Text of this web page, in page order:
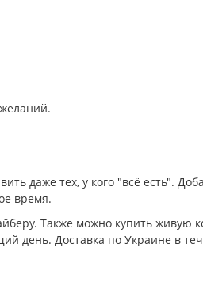
даже тех, у кого "всё есть".
время.
Также можно купить живую
день. Доставка по Украине в